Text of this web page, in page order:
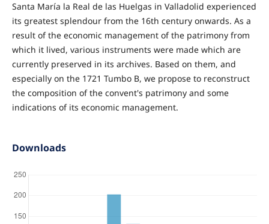
Santa María la Real de las Huelgas in Valladolid experienced
its greatest splendour from the 16th century onwards. As a
result of the economic management of the patrimony from
which it lived, various instruments were made which are
currently preserved in its archives. Based on them, and
especially on the 1721 Tumbo B, we propose to reconstruct
the composition of the convent's patrimony and some
indications of its economic management.
Downloads